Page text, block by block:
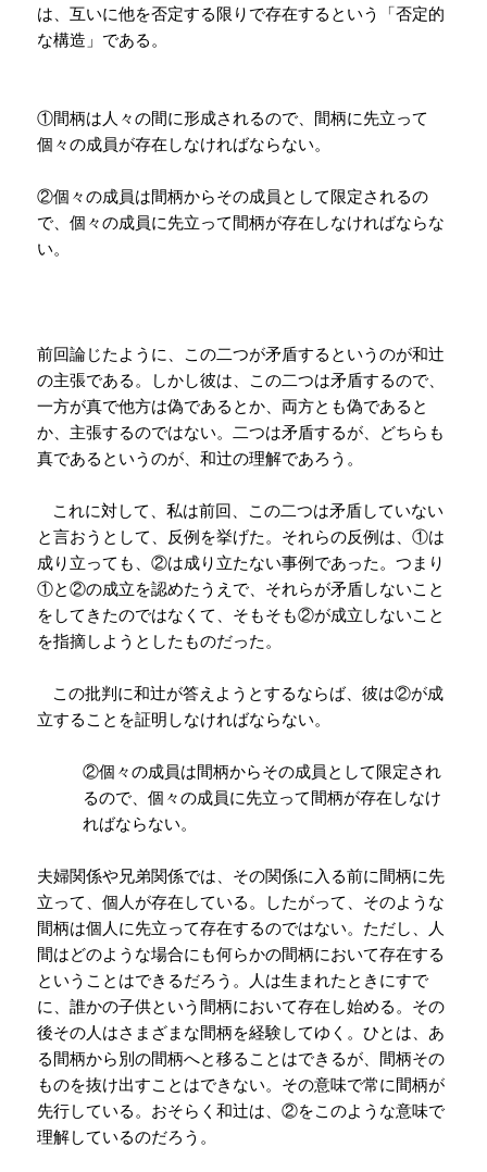
は、互いに他を否定する限りで存在するという「否定的
な構造」である。
①間柄は人々の間に形成されるので、間柄に先立って
個々の成員が存在しなければならない。
②個々の成員は間柄からその成員として限定されるの
で、個々の成員に先立って間柄が存在しなければならな
い。
前回論じたように、この二つが矛盾するというのが和辻
の主張である。しかし彼は、この二つは矛盾するので、
一方が真で他方は偽であるとか、両方とも偽であると
か、主張するのではない。二つは矛盾するが、どちらも
真であるというのが、和辻の理解であろう。
これに対して、私は前回、この二つは矛盾していない
と言おうとして、反例を挙げた。それらの反例は、①は
成り立っても、②は成り立たない事例であった。つまり
①と②の成立を認めたうえで、それらが矛盾しないこと
をしてきたのではなくて、そもそも②が成立しないこと
を指摘しようとしたものだった。
この批判に和辻が答えようとするならば、彼は②が成
立することを証明しなければならない。
②個々の成員は間柄からその成員として限定され
るので、個々の成員に先立って間柄が存在しなけ
ればならない。
夫婦関係や兄弟関係では、その関係に入る前に間柄に先
立って、個人が存在している。したがって、そのような
間柄は個人に先立って存在するのではない。ただし、人
間はどのような場合にも何らかの間柄において存在する
ということはできるだろう。人は生まれたときにすで
に、誰かの子供という間柄において存在し始める。その
後その人はさまざまな間柄を経験してゆく。ひとは、あ
る間柄から別の間柄へと移ることはできるが、間柄その
ものを抜け出すことはできない。その意味で常に間柄が
先行している。おそらく和辻は、②をこのような意味で
理解しているのだろう。